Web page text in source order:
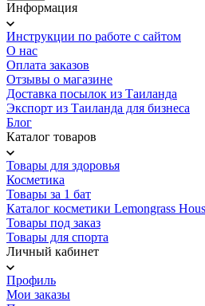
Информация
Инструкции по работе с сайтом
О нас
Оплата заказов
Отзывы о магазине
Доставка посылок из Таиланда
Экспорт из Таиланда для бизнеса
Блог
Каталог товаров
Товары для здоровья
Косметика
Товары за 1 бат
Каталог косметики Lemongrass
Товары под заказ
Товары для спорта
Личный кабинет
Профиль
Мои заказы